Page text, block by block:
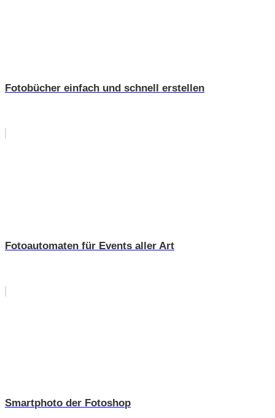
Fotobücher einfach und schnell erstellen
Fotoautomaten für Events aller Art
Smartphoto der Fotoshop